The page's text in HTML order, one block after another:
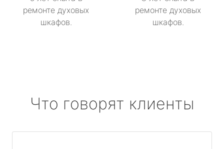
ремонте духовых
шкафов.
ремонте духовых
шкафов.
Что говорят клиенты